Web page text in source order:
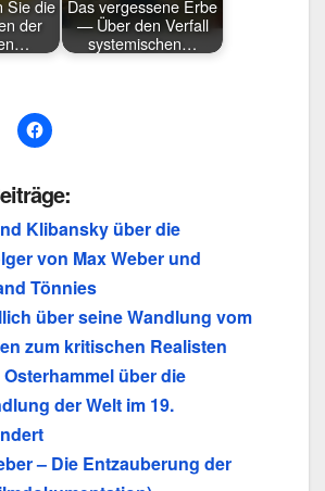
Sie die
der
Das vergessene Erbe
— Über den Verfall
systemischen…
Klibansky über die
von Max Weber und
Tönnies
über seine Wandlung vom
zum kritischen Realisten
über die
der Welt im 19.
– Die Entzauberung der